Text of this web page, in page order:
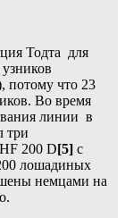
Тодта для
потому что 23
Во время
линии в
три
200 D[5] с
лошадиных
немцами на